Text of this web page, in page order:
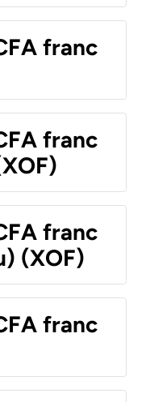
franc
franc
franc
(XOF)
franc